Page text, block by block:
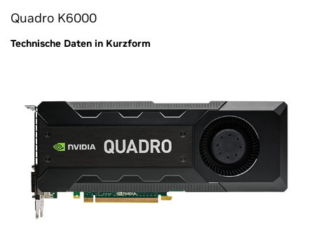
Quadro K6000
Technische Daten in Kurzform